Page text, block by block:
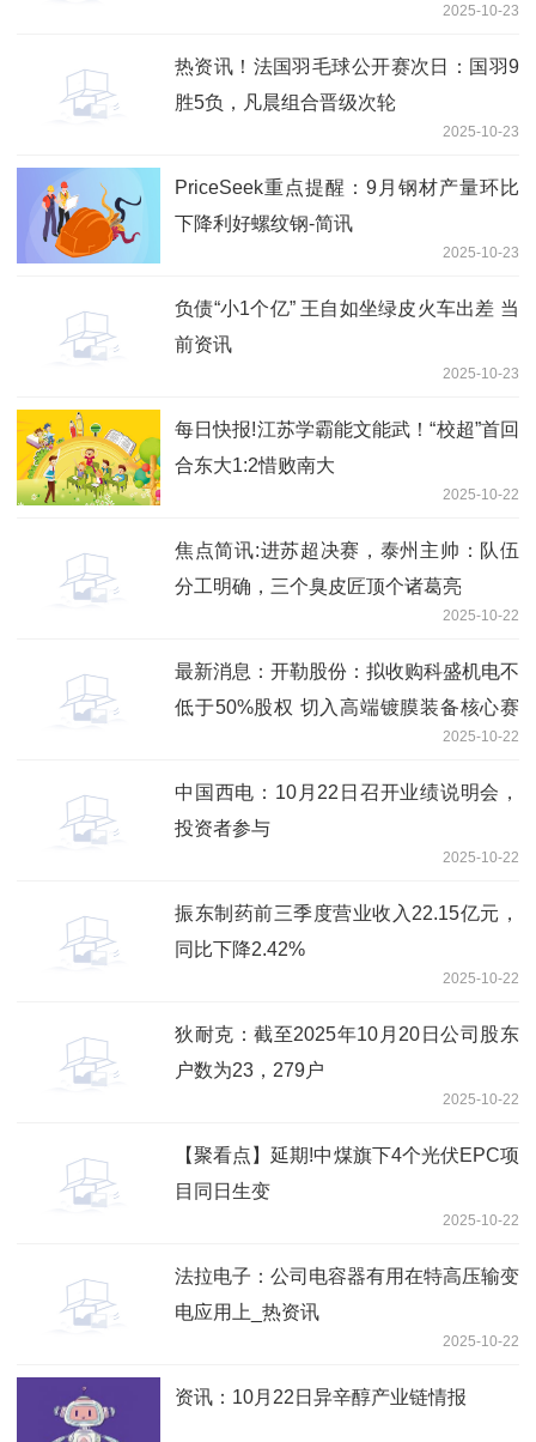
2025-10-23
热资讯！法国羽毛球公开赛次日：国羽9
胜5负，凡晨组合晋级次轮
2025-10-23
PriceSeek重点提醒：9月钢材产量环比
下降利好螺纹钢-简讯
2025-10-23
负债“小1个亿” 王自如坐绿皮火车出差 当
前资讯
2025-10-23
每日快报!江苏学霸能文能武！“校超”首回
合东大1:2惜败南大
2025-10-22
焦点简讯:进苏超决赛，泰州主帅：队伍
分工明确，三个臭皮匠顶个诸葛亮
2025-10-22
最新消息：开勒股份：拟收购科盛机电不
低于50%股权 切入高端镀膜装备核心赛
2025-10-22
中国西电：10月22日召开业绩说明会，
投资者参与
2025-10-22
振东制药前三季度营业收入22.15亿元，
同比下降2.42%
2025-10-22
狄耐克：截至2025年10月20日公司股东
户数为23，279户
2025-10-22
【聚看点】延期!中煤旗下4个光伏EPC项
目同日生变
2025-10-22
法拉电子：公司电容器有用在特高压输变
电应用上_热资讯
2025-10-22
资讯：10月22日异辛醇产业链情报